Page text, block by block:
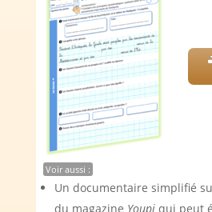
Voir aussi :
Un documentaire simplifié
du magazine Youpiqui peut